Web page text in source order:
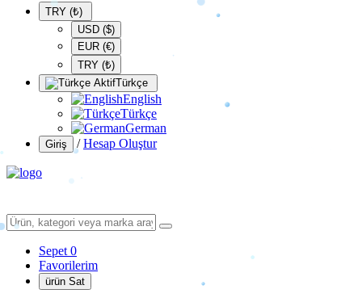
TRY (₺)
USD ($)
EUR (€)
TRY (₺)
Türkçe
English
Türkçe
German
Giriş / Hesap Oluştur
Sepet 0
Favorilerim
ürün Sat